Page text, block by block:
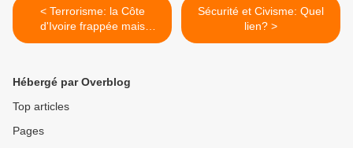
< Terrorisme: la Côte
d'Ivoire frappée mais
debout!
Sécurité et Civisme: Quel
lien? >
Hébergé par Overblog
Top articles
Pages